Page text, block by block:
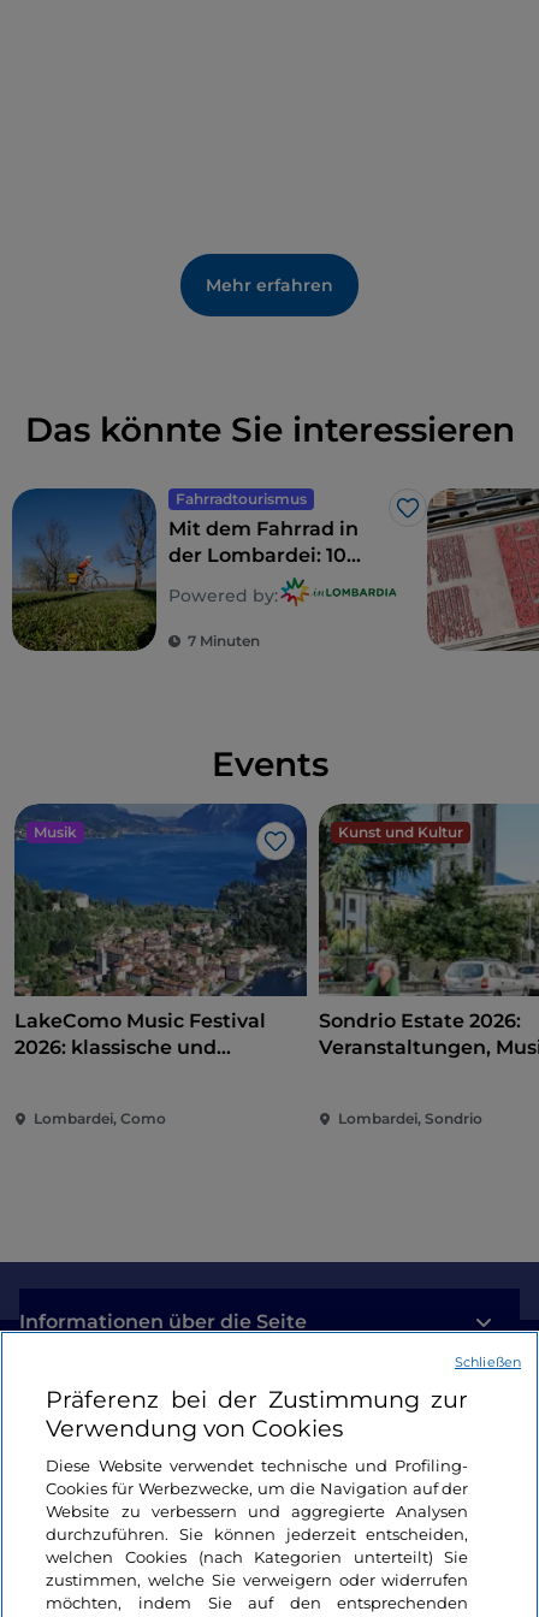
Mehr erfahren
Das könnte Sie interessieren
Fahrradtourismus
Like
Mit dem Fahrrad in
der Lombardei: 10
Routen für Familien
Powered by:
7 Minuten
Events
Musik
Like
LakeComo Music Festival
2026: klassische und
am Comer See
Lombardei, Como
Kunst und Kultur
Sondrio Estate 2026:
Veranstaltungen,
Lombardei, Sondrio
Informationen über die Seite
Nützliche Links
Login
Bleiben wir in Kontakt
Präferenz bei der Zustimmung zur
Verwendung von Cookies
Diese Website verwendet technische und Profiling-
Cookies für Werbezwecke, um die Navigation auf der
Website zu verbessern und aggregierte Analysen
durchzuführen. Sie können jederzeit entscheiden,
welchen Cookies (nach Kategorien unterteilt) Sie
zustimmen, welche Sie verweigern oder widerrufen
möchten, indem Sie auf den entsprechenden
Schließen